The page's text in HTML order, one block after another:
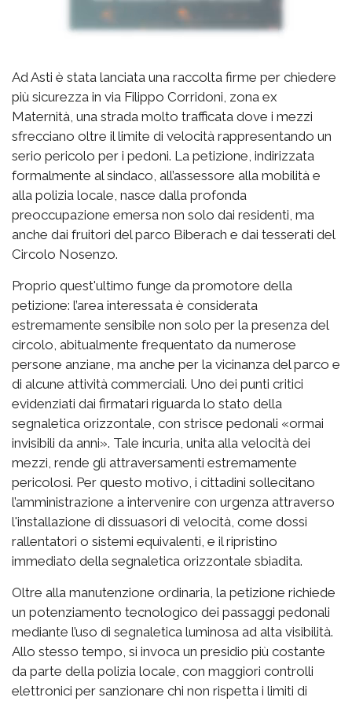
Ad Asti è stata lanciata una raccolta firme per chiedere
più sicurezza in via Filippo Corridoni, zona ex
Maternità, una strada molto trafficata dove i mezzi
sfrecciano oltre il limite di velocità rappresentando un
serio pericolo per i pedoni. La petizione, indirizzata
formalmente al sindaco, all’assessore alla mobilità e
alla polizia locale, nasce dalla profonda
preoccupazione emersa non solo dai residenti, ma
anche dai fruitori del parco Biberach e dai tesserati del
Circolo Nosenzo.
Proprio quest'ultimo funge da promotore della
petizione: l’area interessata è considerata
estremamente sensibile non solo per la presenza del
circolo, abitualmente frequentato da numerose
persone anziane, ma anche per la vicinanza del parco e
di alcune attività commerciali. Uno dei punti critici
evidenziati dai firmatari riguarda lo stato della
segnaletica orizzontale, con strisce pedonali «ormai
invisibili da anni». Tale incuria, unita alla velocità dei
mezzi, rende gli attraversamenti estremamente
pericolosi. Per questo motivo, i cittadini sollecitano
l’amministrazione a intervenire con urgenza attraverso
l'installazione di dissuasori di velocità, come dossi
rallentatori o sistemi equivalenti, e il ripristino
immediato della segnaletica orizzontale sbiadita.
Oltre alla manutenzione ordinaria, la petizione richiede
un potenziamento tecnologico dei passaggi pedonali
mediante l’uso di segnaletica luminosa ad alta visibilità.
Allo stesso tempo, si invoca un presidio più costante
da parte della polizia locale, con maggiori controlli
elettronici per sanzionare chi non rispetta i limiti di